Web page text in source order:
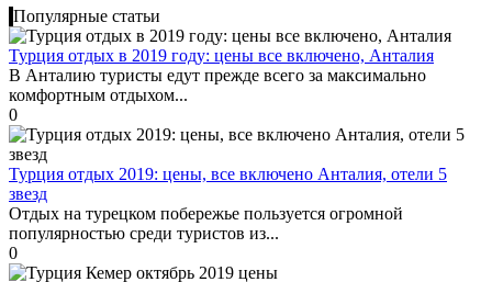
Популярные статьи
Турция отдых в 2019 году: цены все включено, Анталия
В Анталию туристы едут прежде всего за максимально
комфортным отдыхом...
0
Турция отдых 2019: цены, все включено Анталия, отели 5
звезд
Отдых на турецком побережье пользуется огромной
популярностью среди туристов из...
0